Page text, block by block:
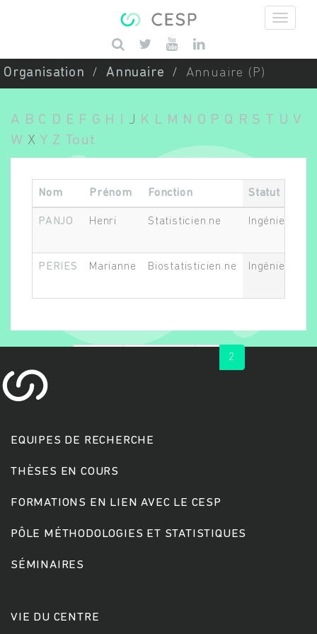
Saisissez vos mots-clés
Organisation Annuaire Annuaire (P)
A B C D E F G H J K L M N O P Q R S T U V
W X Y Z Tout
Nom Prénom Fonction Statut
PANJO Henri Statisticien.ne Ingénieur.e
PERIES Marianne Biostatisticien.ne Ingénieur.e.
2
EQUIPES DE RECHERCHE
THÈSES EN COURS
FORMATIONS EN LIEN AVEC LE CESP
PÔLE MÉTHODOLOGIES ET STATISTIQUES
SÉMINAIRES
VIE DU CENTRE